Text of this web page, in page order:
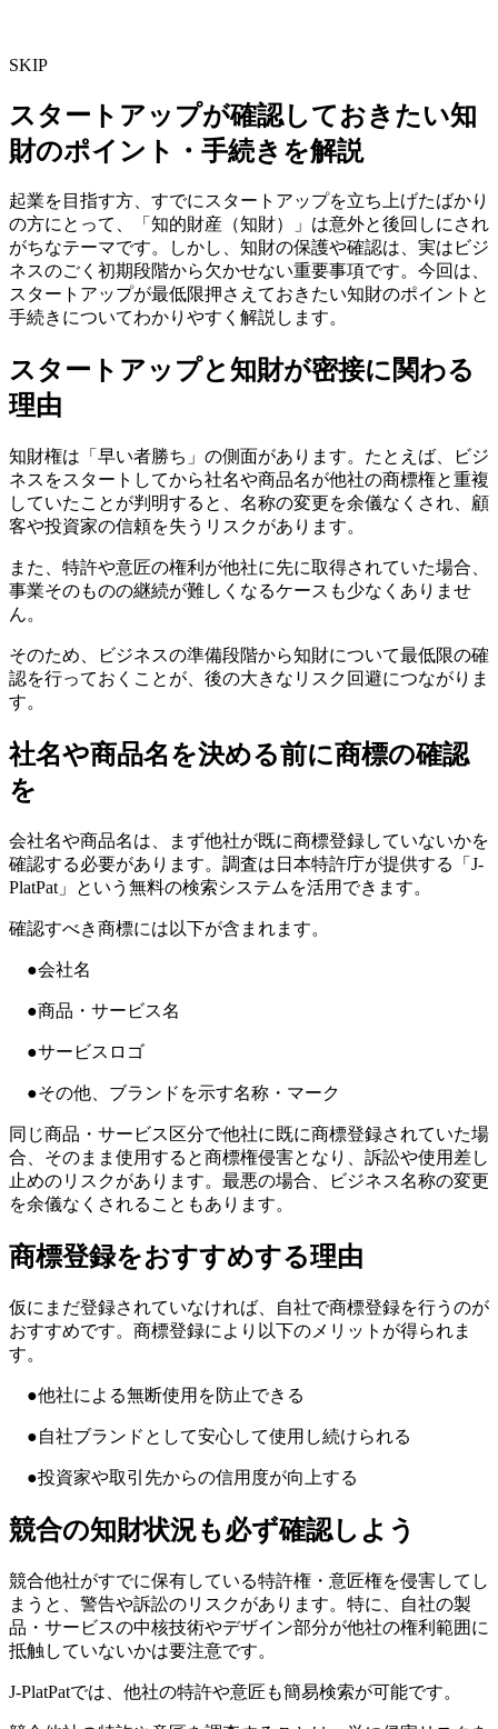
SKIP
スタートアップが確認しておきたい知
財のポイント・手続きを解説
起業を目指す方、すでにスタートアップを立ち上げたばかり
の方にとって、「知的財産（知財）」は意外と後回しにされ
がちなテーマです。しかし、知財の保護や確認は、実はビジ
ネスのごく初期段階から欠かせない重要事項です。今回は、
スタートアップが最低限押さえておきたい知財のポイントと
手続きについてわかりやすく解説します。
スタートアップと知財が密接に関わる
理由
知財権は「早い者勝ち」の側面があります。たとえば、ビジ
ネスをスタートしてから社名や商品名が他社の商標権と重複
していたことが判明すると、名称の変更を余儀なくされ、顧
客や投資家の信頼を失うリスクがあります。
また、特許や意匠の権利が他社に先に取得されていた場合、
事業そのものの継続が難しくなるケースも少なくありませ
ん。
そのため、ビジネスの準備段階から知財について最低限の確
認を行っておくことが、後の大きなリスク回避につながりま
す。
社名や商品名を決める前に商標の確認
を
会社名や商品名は、まず他社が既に商標登録していないかを
確認する必要があります。調査は日本特許庁が提供する「J-
PlatPat」という無料の検索システムを活用できます。
確認すべき商標には以下が含まれます。
●会社名
●商品・サービス名
●サービスロゴ
●その他、ブランドを示す名称・マーク
同じ商品・サービス区分で他社に既に商標登録されていた場
合、そのまま使用すると商標権侵害となり、訴訟や使用差し
止めのリスクがあります。最悪の場合、ビジネス名称の変更
を余儀なくされることもあります。
商標登録をおすすめする理由
仮にまだ登録されていなければ、自社で商標登録を行うのが
おすすめです。商標登録により以下のメリットが得られま
す。
●他社による無断使用を防止できる
●自社ブランドとして安心して使用し続けられる
●投資家や取引先からの信用度が向上する
競合の知財状況も必ず確認しよう
競合他社がすでに保有している特許権・意匠権を侵害してし
まうと、警告や訴訟のリスクがあります。特に、自社の製
品・サービスの中核技術やデザイン部分が他社の権利範囲に
抵触していないかは要注意です。
J-PlatPatでは、他社の特許や意匠も簡易検索が可能です。